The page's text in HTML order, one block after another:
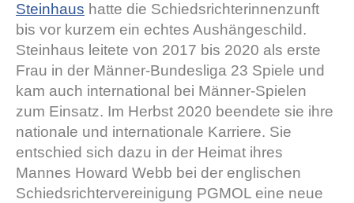
Steinhaus hatte die Schiedsrichterinnenzunft
bis vor kurzem ein echtes Aushängeschild.
Steinhaus leitete von 2017 bis 2020 als erste
Frau in der Männer-Bundesliga 23 Spiele und
kam auch international bei Männer-Spielen
zum Einsatz. Im Herbst 2020 beendete sie ihre
nationale und internationale Karriere. Sie
entschied sich dazu in der Heimat ihres
Mannes Howard Webb bei der englischen
Schiedsrichtervereinigung PGMOL eine neue